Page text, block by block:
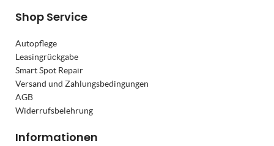
Shop Service
Autopflege
Leasingrückgabe
Smart Spot Repair
Versand und Zahlungsbedingungen
AGB
Widerrufsbelehrung
Informationen